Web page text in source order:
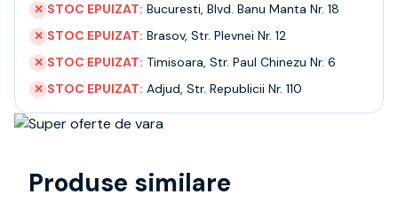
✕ STOC EPUIZAT: Bucuresti, Blvd. Banu Manta Nr. 18
✕ STOC EPUIZAT: Brasov, Str. Plevnei Nr. 12
✕ STOC EPUIZAT: Timisoara, Str. Paul Chinezu Nr. 6
✕ STOC EPUIZAT: Adjud, Str. Republicii Nr. 110
Produse similare